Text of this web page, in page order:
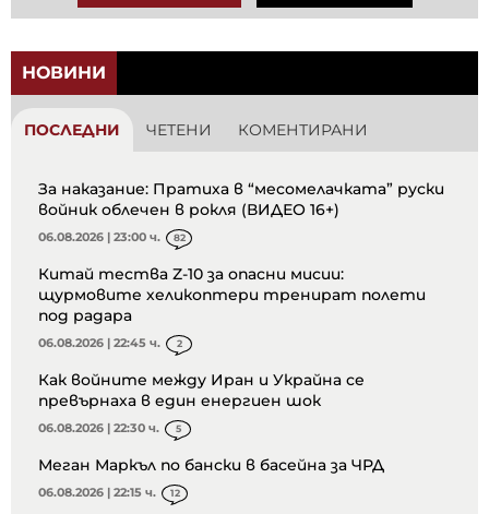
НОВИНИ
ПОСЛЕДНИ ЧЕТЕНИ КОМЕНТИРАНИ
За наказание: Пратиха в “месомелачката” руски
войник облечен в рокля (ВИДЕО 16+)
06.08.2026 | 23:00 ч. 82
Китай тества Z-10 за опасни мисии:
щурмовите хеликоптери тренират полети
под радара
06.08.2026 | 22:45 ч. 2
Как войните между Иран и Украйна се
превърнаха в един енергиен шок
06.08.2026 | 22:30 ч. 5
Меган Маркъл по бански в басейна за ЧРД
06.08.2026 | 22:15 ч. 12